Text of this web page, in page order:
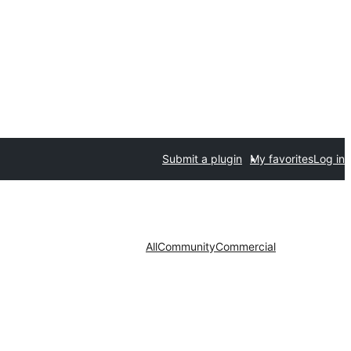
Submit a plugin My favoritesLog in
AllCommunityCommercial